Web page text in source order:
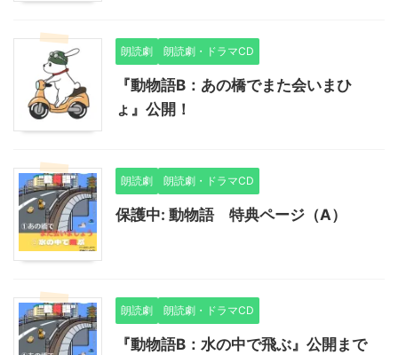
朗読劇 朗読劇・ドラマCD
『動物語B：あの橋でまた会いまひ
ょ』公開！
朗読劇 朗読劇・ドラマCD
保護中: 動物語 特典ページ（A）
朗読劇 朗読劇・ドラマCD
『動物語B：水の中で飛ぶ』公開まで